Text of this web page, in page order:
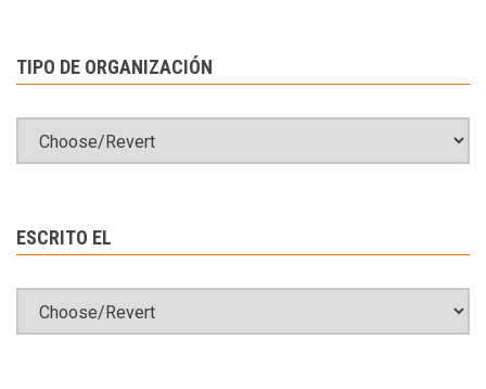
TIPO DE ORGANIZACIÓN
ESCRITO EL